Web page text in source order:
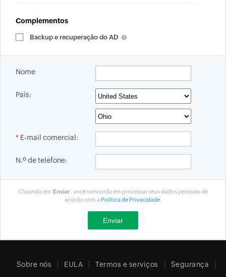
Complementos
Backup e recuperação do AD
Nome
País:
* E-mail comercial:
N.º de telefone:
Clicando em 'Enviar', você concorda em processar seus dados pessoais de
acordo com a Política de Privacidade
Sobre nós EULA Termos e serviços Segurança